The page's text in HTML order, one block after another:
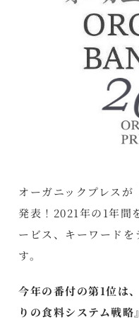
オーガニックプレスが
発表！2021年の1年間
ービス、キーワード
す。
今年の番付の第1位は
りの食料システム戦略